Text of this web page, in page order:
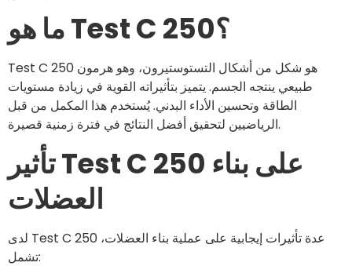
ما هو Test C 250؟
Test C 250 هو شكل من أشكال التستوستيرون، وهو هرمون
طبيعي ينتجه الجسم. يتميز بتأثيراته القوية في زيادة مستويات
الطاقة وتحسين الأداء البدني. يُستخدم هذا المكمل من قبل
الرياضيين لتحقيق أفضل النتائج في فترة زمنية قصيرة.
تأثير Test C 250 على بناء
العضلات
لدى Test C 250 عدة تأثيرات إيجابية على عملية بناء العضلات،
تشمل: